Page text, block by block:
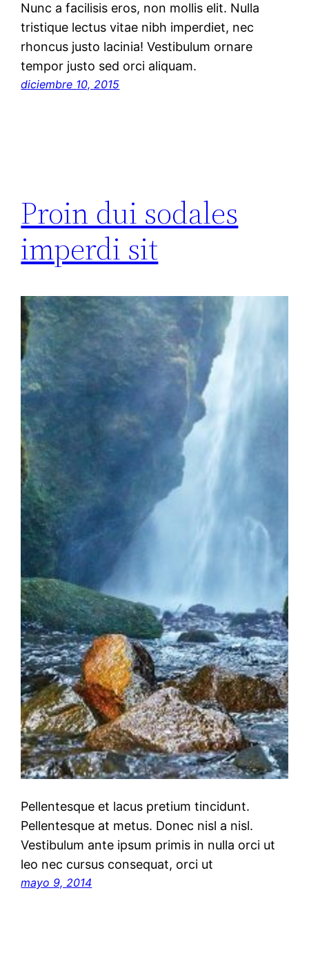
Nunc a facilisis eros, non mollis elit. Nulla
tristique lectus vitae nibh imperdiet, nec
rhoncus justo lacinia! Vestibulum ornare
tempor justo sed orci aliquam.
diciembre 10, 2015
Proin dui sodales
imperdi sit
Pellentesque et lacus pretium tincidunt.
Pellentesque at metus. Donec nisl a nisl.
Vestibulum ante ipsum primis in nulla orci ut
leo nec cursus consequat, orci ut
mayo 9, 2014